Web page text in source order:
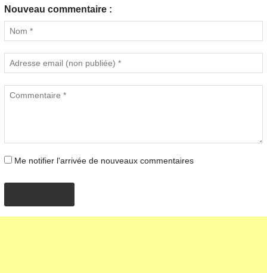
Nouveau commentaire :
Me notifier l'arrivée de nouveaux commentaires